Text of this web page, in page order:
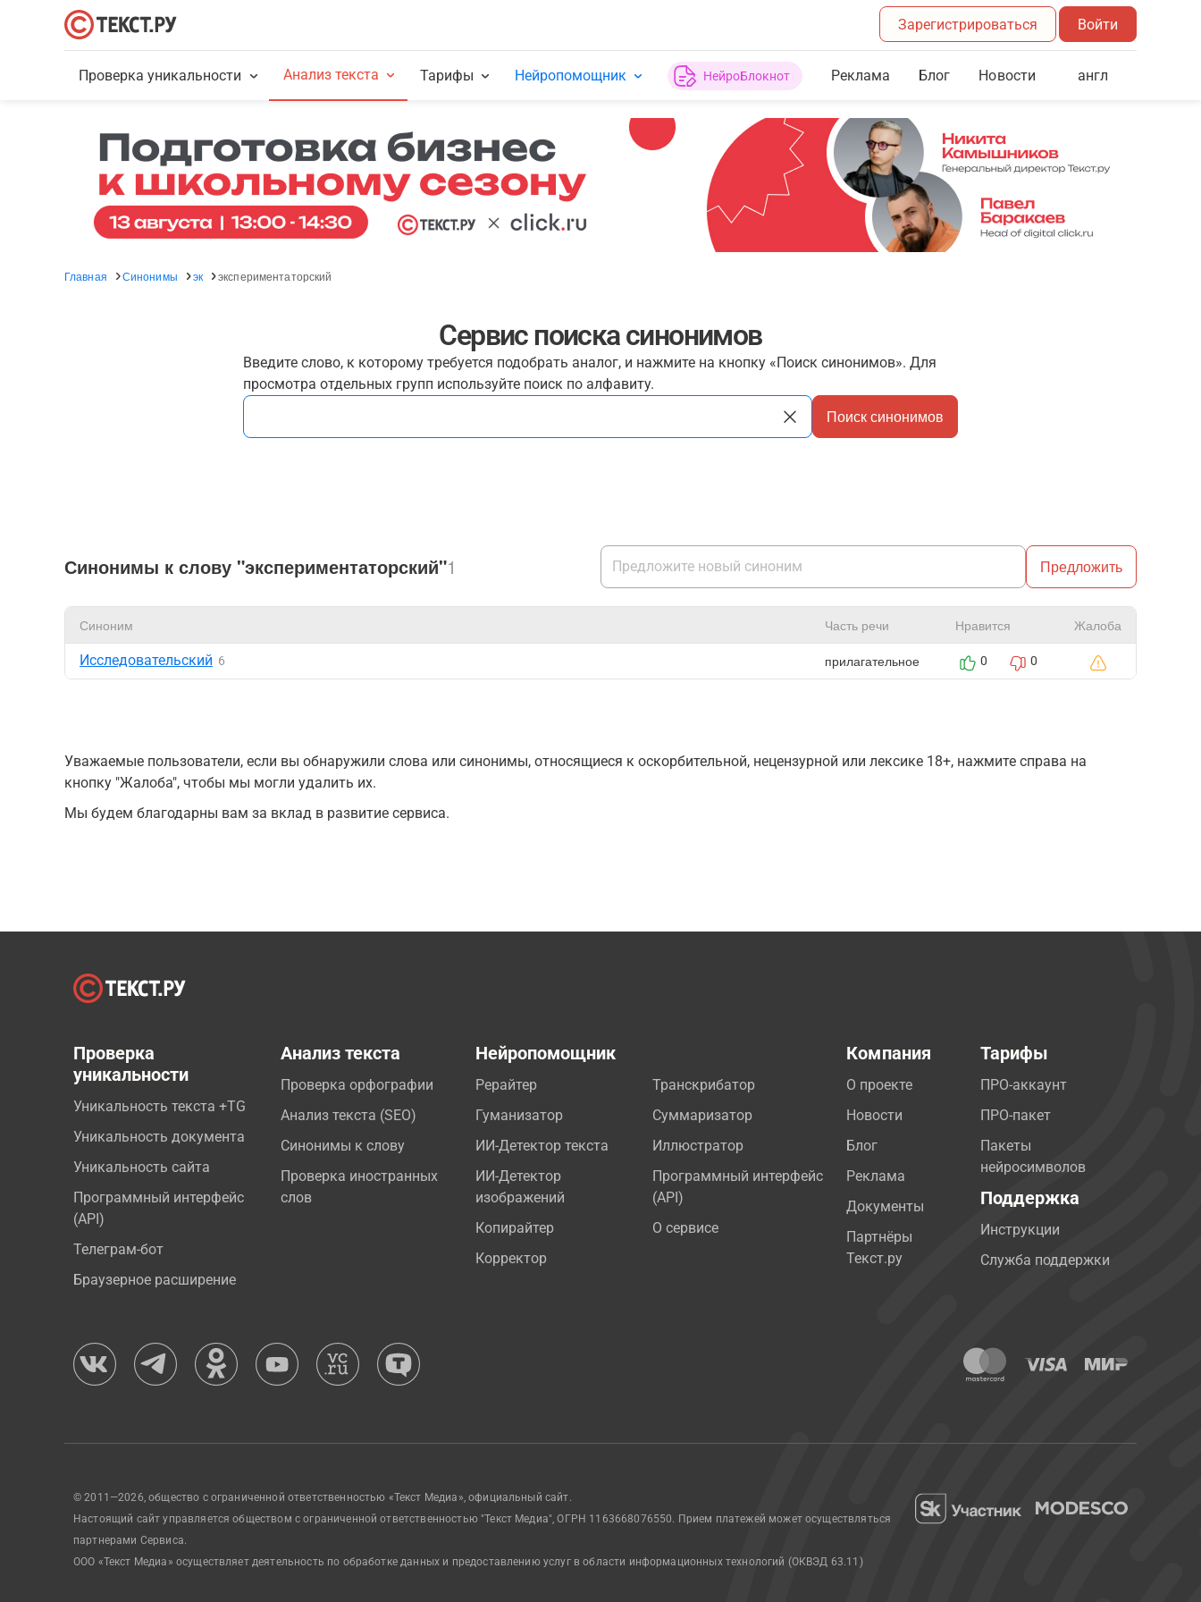
Зарегистрироваться Войти
Проверка уникальности Анализ текста Тарифы Нейропомощник НейроБлокнот Реклама Блог Новости англ
Главная Синонимы эк экспериментаторский
Сервис поиска синонимов
Введите слово, к которому требуется подобрать аналог, и нажмите на кнопку «Поиск синонимов». Для
просмотра отдельных групп используйте поиск по алфавиту.
Поиск синонимов
Синонимы к слову "экспериментаторский"1 Предложить
Синоним Часть речи Нравится Жалоба
Исследовательский 6 прилагательное 0 0
Уважаемые пользователи, если вы обнаружили слова или синонимы, относящиеся к оскорбительной, нецензурной или лексике 18+, нажмите справа на
кнопку "Жалоба", чтобы мы могли удалить их.
Мы будем благодарны вам за вклад в развитие сервиса.
Проверка
уникальности
Уникальность текста +TG
Уникальность документа
Уникальность сайта
Программный интерфейс
(API)
Телеграм-бот
Браузерное расширение
Анализ текста
Проверка орфографии
Анализ текста (SEO)
Синонимы к слову
Проверка иностранных
слов
Нейропомощник
Рерайтер
Гуманизатор
ИИ-Детектор текста
ИИ-Детектор
изображений
Копирайтер
Корректор
Транскрибатор
Суммаризатор
Иллюстратор
Программный интерфейс
(API)
О сервисе
Компания
О проекте
Новости
Блог
Реклама
Документы
Партнёры
Текст.ру
Тарифы
ПРО-аккаунт
ПРО-пакет
Пакеты
нейросимволов
Поддержка
Инструкции
Служба поддержки
© 2011—2026, общество с ограниченной ответственностью «Текст Медиа», официальный сайт.
Настоящий сайт управляется обществом с ограниченной ответственностью "Текст Медиа", ОГРН 1163668076550. Прием платежей может осуществляться
партнерами Сервиса.
ООО «Текст Медиа» осуществляет деятельность по обработке данных и предоставлению услуг в области информационных технологий (ОКВЭД 63.11)